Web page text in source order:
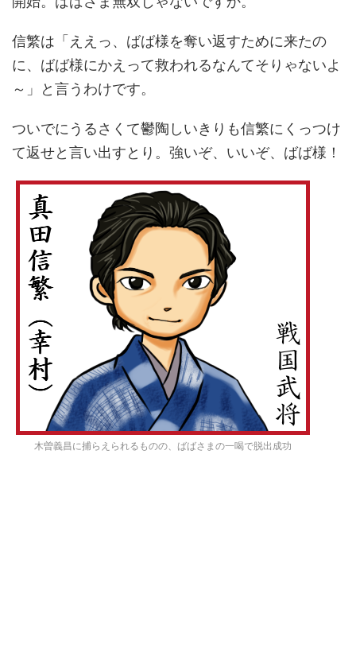
信繁は「ええっ、ばば様を奪い返すために来たの
に、ばば様にかえって救われるなんてそりゃないよ
～」と言うわけです。
ついでにうるさくて鬱陶しいきりも信繁にくっつけ
て返せと言い出すとり。強いぞ、いいぞ、ばば様！
木曽義昌に捕らえられるものの、ばばさまの一喝で脱出成功